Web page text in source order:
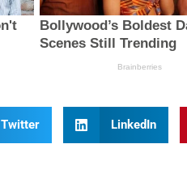
Twitter LinkedIn